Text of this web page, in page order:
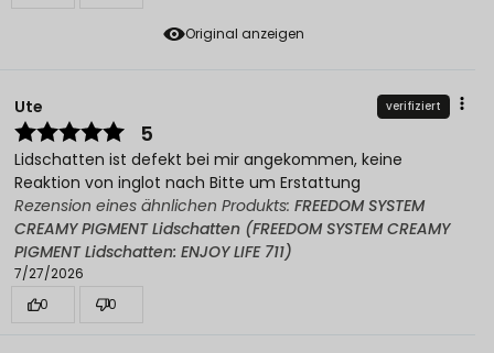
Original anzeigen
Ute verifiziert
5
Lidschatten ist defekt bei mir angekommen, keine
Reaktion von inglot nach Bitte um Erstattung
Rezension eines ähnlichen Produkts: FREEDOM SYSTEM
CREAMY PIGMENT Lidschatten (FREEDOM SYSTEM CREAMY
PIGMENT Lidschatten: ENJOY LIFE 711)
7/27/2026
0
0